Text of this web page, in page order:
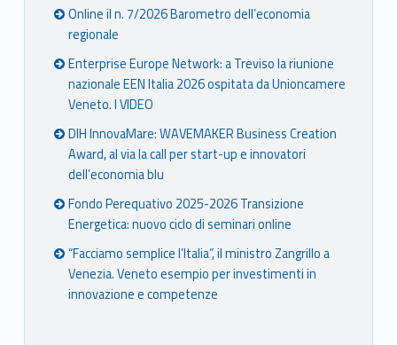
Online il n. 7/2026 Barometro dell’economia
regionale
Enterprise Europe Network: a Treviso la riunione
nazionale EEN Italia 2026 ospitata da Unioncamere
Veneto. I VIDEO
DIH InnovaMare: WAVEMAKER Business Creation
Award, al via la call per start-up e innovatori
dell’economia blu
Fondo Perequativo 2025-2026 Transizione
Energetica: nuovo ciclo di seminari online
“Facciamo semplice l’Italia”, il ministro Zangrillo a
Venezia. Veneto esempio per investimenti in
innovazione e competenze